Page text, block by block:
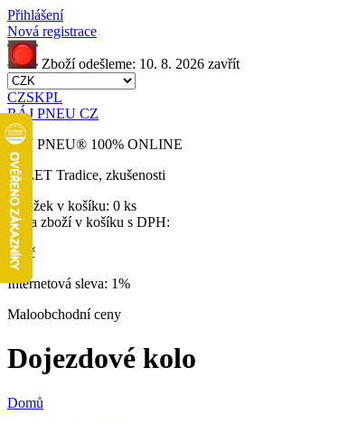
Přihlášení
Nová registrace
Zboží odešleme: 10. 8. 2026 zavřít
CZSKPL
RÁJ PNEU CZ
RÁJ PNEU® 100% ONLINE
32 LET Tradice, zkušenosti
Položek v košíku: 0 ks
Cena zboží v košíku s DPH:
0 Kč
Internetová sleva: 1%
Maloobchodní ceny
Dojezdové kolo
Domů